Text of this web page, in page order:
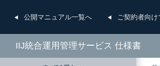
公開マニュアル一覧へ ご契約者向け
IIJ統合運用管理サービス 仕様書